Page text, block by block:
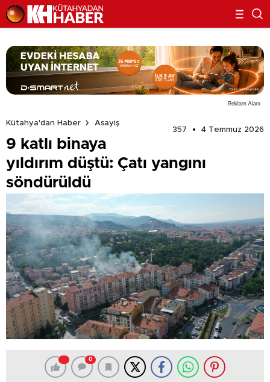
Reklam Alanı
Kütahya'dan Haber
Asayiş
357
4 Temmuz 2026
9 katlı binaya
yıldırım düştü: Çatı yangını
söndürüldü
0